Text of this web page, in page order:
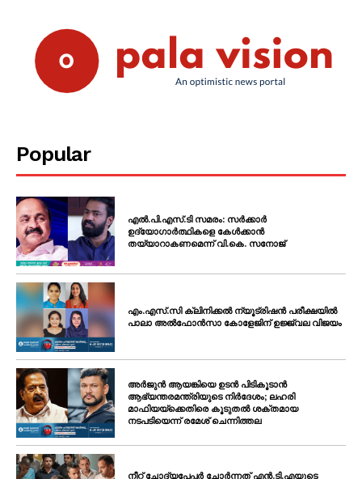
Popular
എൽ.പി.എസ്.ടി സമരം: സർക്കാർ
ഉദ്യോഗാർത്ഥികളെ കേൾക്കാൻ
തയ്യാറാകണമെന്ന് വി.കെ. സനോജ്
എം.എസ്.സി ക്ലിനിക്കൽ ന്യൂട്രിഷൻ പരീക്ഷയിൽ
പാലാ അൽഫോൻസാ കോളേജിന് ഉജ്ജ്വല വിജയം
അർജുൻ ആയങ്കിയെ ഉടൻ പിടികൂടാൻ
ആഭ്യന്തരമന്ത്രിയുടെ നിർദേശം; ലഹരി
മാഫിയയ്ക്കെതിരെ കൂടുതൽ ശക്തമായ
നടപടിയെന്ന് രമേശ് ചെന്നിത്തല
നീറ്റ് ചോദ്യപേപ്പർ ചോർന്നത് എൻ.ടി.എയുടെ